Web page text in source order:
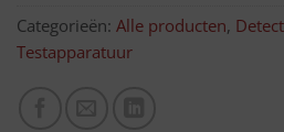
Categorieën: Alle producten,
Testapparatuur